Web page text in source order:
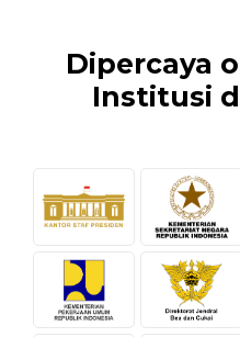
Dipercaya
Institusi